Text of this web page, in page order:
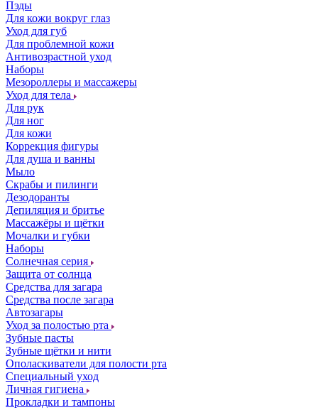
Пэды
Для кожи вокруг глаз
Уход для губ
Для проблемной кожи
Антивозрастной уход
Наборы
Мезороллеры и массажеры
Уход для тела
Для рук
Для ног
Для кожи
Коррекция фигуры
Для душа и ванны
Мыло
Скрабы и пилинги
Дезодоранты
Депиляция и бритье
Массажёры и щётки
Мочалки и губки
Наборы
Солнечная серия
Защита от солнца
Средства для загара
Средства после загара
Автозагары
Уход за полостью рта
Зубные пасты
Зубные щётки и нити
Ополаскиватели для полости рта
Специальный уход
Личная гигиена
Прокладки и тампоны